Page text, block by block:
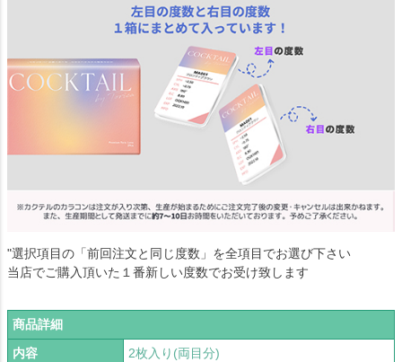
"選択項目の「前回注文と同じ度数」を全項目でお選び下さい
当店でご購入頂いた１番新しい度数でお受け致します
商品詳細
内容
2枚入り(両目分)